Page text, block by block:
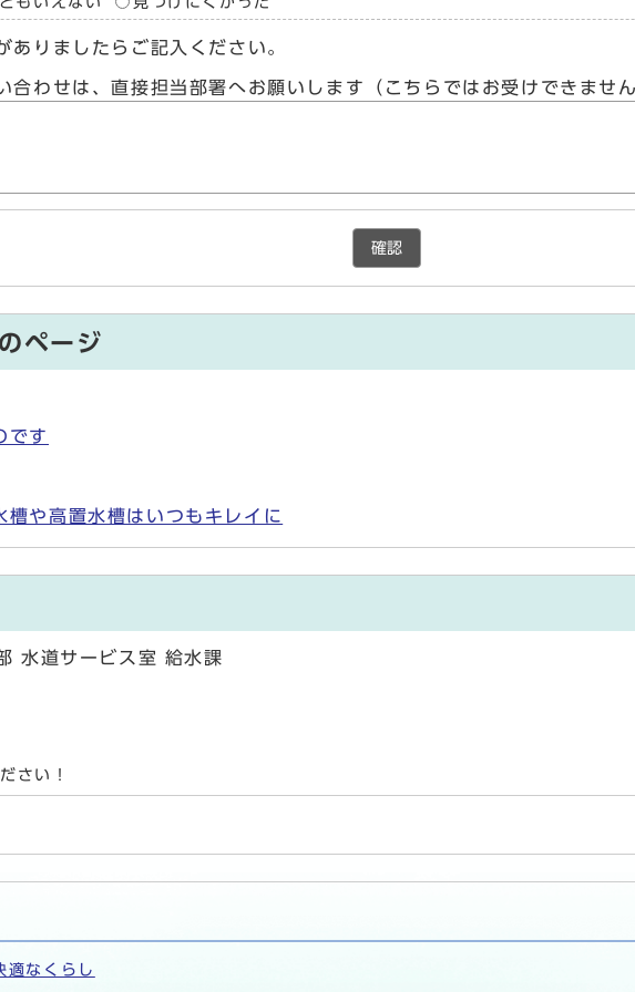
ありましたらご記入ください。
合わせは、直接担当部署へお願いします（こちらではお受けできませ
確認
ページ
です
槽や高置水槽はいつもキレイに
水道サービス室 給水課
さい！
適なくらし